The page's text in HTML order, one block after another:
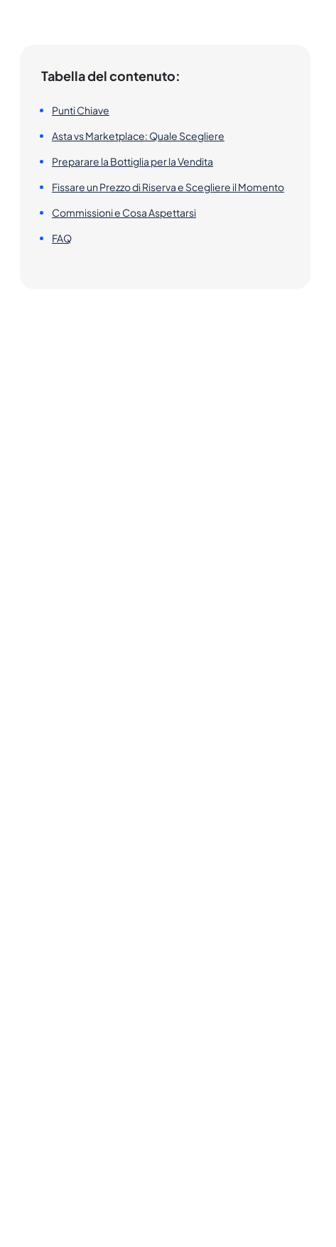
Tabella del contenuto:
Punti Chiave
Asta vs Marketplace: Quale Scegliere
Preparare la Bottiglia per la Vendita
Fissare un Prezzo di Riserva e Scegliere il Momento
Commissioni e Cosa Aspettarsi
FAQ